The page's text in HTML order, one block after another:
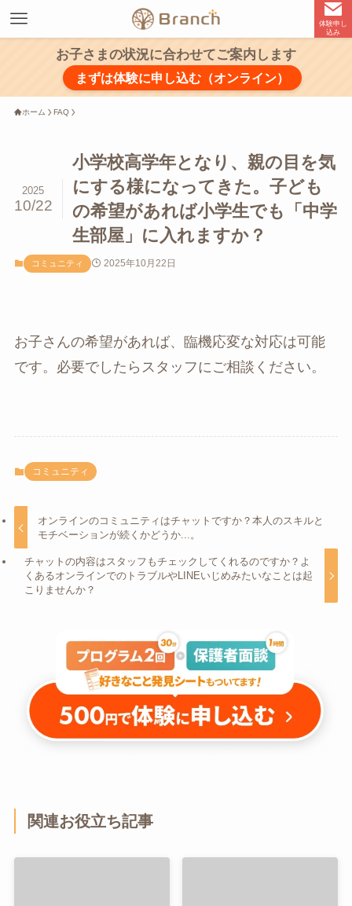
体験申し
込み
お子さまの状況に合わせてご案内します
まずは体験に申し込む（オンライン）
ホーム FAQ
小学校高学年となり、親の目を気
にする様になってきた。子ども
の希望があれば小学生でも「中学
生部屋」に入れますか？
2025
10/22
コミュニティ 2025年10月22日
お子さんの希望があれば、臨機応変な対応は可能
です。必要でしたらスタッフにご相談ください。
コミュニティ
オンラインのコミュニティはチャットですか？本人のスキルと
モチベーションが続くかどうか...。
チャットの内容はスタッフもチェックしてくれるのですか？よ
くあるオンラインでのトラブルやLINEいじめみたいなことは起
こりませんか？
関連お役立ち記事